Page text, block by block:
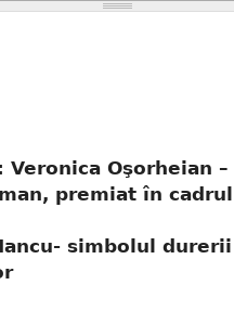
Veronica Oşorheian
premiat în
simbolul